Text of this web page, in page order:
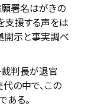
願署名はがきの
支援する声をは
開示と事実調べ
判長が退官
の中で、この
る。